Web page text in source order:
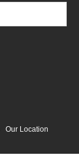
Our Location